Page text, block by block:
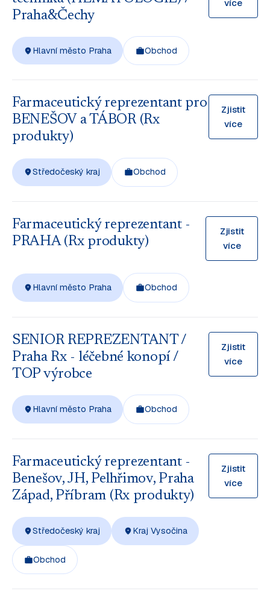
Praha&Čechy
více
Hlavní město Praha Obchod
Farmaceutický reprezentant pro
BENEŠOV a TÁBOR (Rx
produkty)
Zjistit
více
Středočeský kraj Obchod
Farmaceutický reprezentant -
PRAHA (Rx produkty)
Zjistit
více
Hlavní město Praha Obchod
SENIOR REPREZENTANT /
Praha Rx - léčebné konopí /
TOP výrobce
Zjistit
více
Hlavní město Praha Obchod
Farmaceutický reprezentant -
Benešov, JH, Pelhřimov, Praha
Západ, Příbram (Rx produkty)
Zjistit
více
Středočeský kraj Kraj Vysočina
Obchod